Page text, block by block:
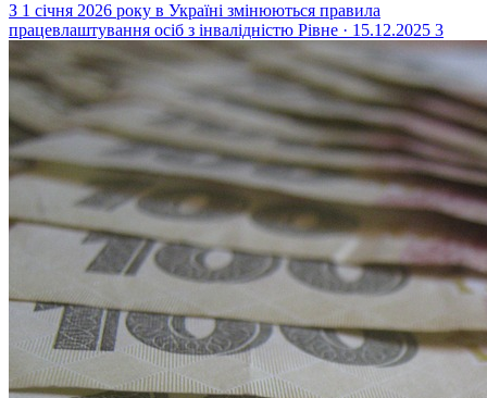
З 1 січня 2026 року в Україні змінюються правила
працевлаштування осіб з інвалідністю Рівне · 15.12.2025 3